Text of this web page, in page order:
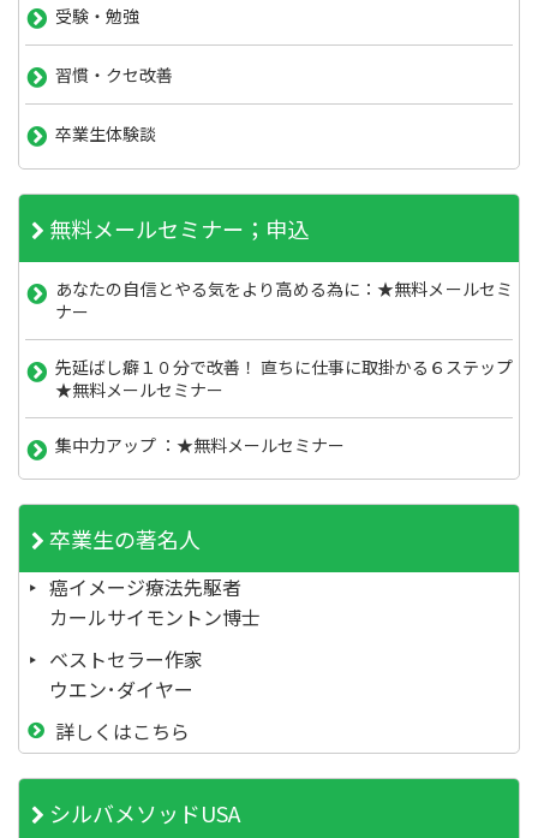
受験・勉強
習慣・クセ改善
卒業生体験談
無料メールセミナー；申込
あなたの自信とやる気をより高める為に：★無料メールセミ
ナー
先延ばし癖１０分で改善！ 直ちに仕事に取掛かる６ステップ
★無料メールセミナー
集中力アップ ：★無料メールセミナー
卒業生の著名人
癌イメージ療法先駆者
カールサイモントン博士
ベストセラー作家
ウエン･ダイヤー
詳しくはこちら
シルバメソッドUSA